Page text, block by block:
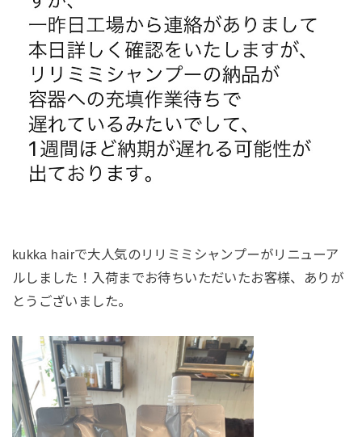
kukka hairで大人気のリリミミシャンプーがリニューア
ルしました！入荷までお待ちいただいたお客様、ありが
とうございました。